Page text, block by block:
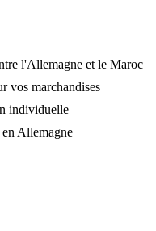
l'Allemagne et le Maroc
vos marchandises
individuelle
Allemagne